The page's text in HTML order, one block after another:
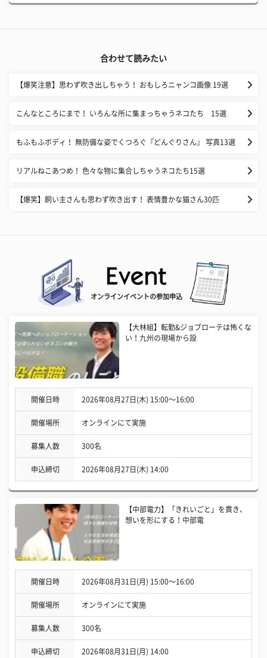
合わせて読みたい
【爆笑注意】思わず吹き出しちゃう！ おもしろニャンコ画像 19選
こんなところにまで！ いろんな所に集まっちゃうネコたち 15選
もふもふボディ！ 無防備な姿でくつろぐ『どんぐりさん』 写真13選
リアルねこあつめ！ 色々な物に集合しちゃうネコたち15選
【爆笑】飼い主さんも思わず吹き出す！ 表情豊かな猫さん30匹
オンラインイベントの参加申込
【大林組】転勤&ジョブローテは怖くな
い！九州の現場から設
開催日時 2026年08月27日(木) 15:00〜16:00
開催場所 オンラインにて実施
募集人数 300名
申込締切 2026年08月27日(木) 14:00
【中部電力】「きれいごと」を貫き、
想いを形にする！中部電
開催日時 2026年08月31日(月) 15:00〜16:00
開催場所 オンラインにて実施
募集人数 300名
申込締切 2026年08月31日(月) 14:00